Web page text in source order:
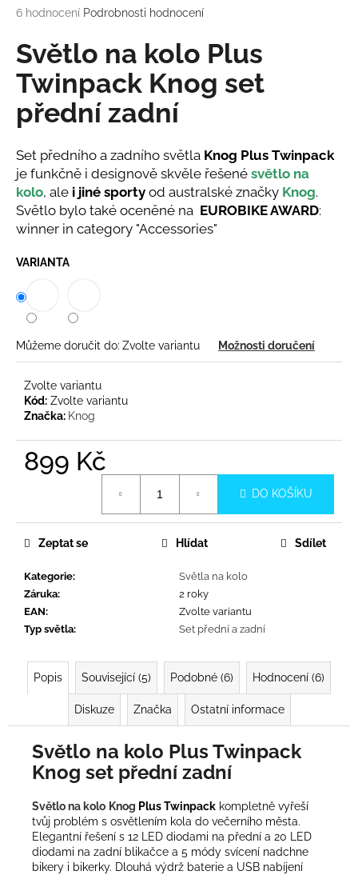
Průměrné
produktu
je
4,5
hvězdiček.
6 hodnocení Podrobnosti hodnocení
Světlo na kolo Plus
Twinpack Knog set
přední zadní
Set předního a zadního světla Knog Plus Twinpack
je funkčně i designově skvěle řešené světlo na
kolo, ale i jiné sporty od australské značky Knog.
Světlo bylo také oceněné na EUROBIKE AWARD:
winner in category "Accessories"
VARIANTA
Můžeme doručit do: Zvolte variantu Možnosti doručení
Zvolte variantu
Kód: Zvolte variantu
Značka: Knog
899 Kč
DO KOŠÍKU
Kategorie:
Světla na kolo
Záruka:
2 roky
EAN:
Zvolte variantu
Typ světla: Set přední a zadní
Zeptat se Hlídat Sdílet
Popis Související (5) Podobné (6) Hodnocení (6)
Diskuze Značka Ostatní informace
Světlo na kolo Plus Twinpack
Knog set přední zadní
Světlo na kolo Knog Plus Twinpack kompletně vyřeší
tvůj problém s osvětlením kola do večerního města.
Elegantní řešení s 12 LED diodami na přední a 20 LED
diodami na zadní blikačce a 5 módy svícení nadchne
bikery i bikerky. Dlouhá výdrž baterie a USB nabíjení
a
j
í
t
?
HLEDAT
D
o
p
o
u
č
u
e